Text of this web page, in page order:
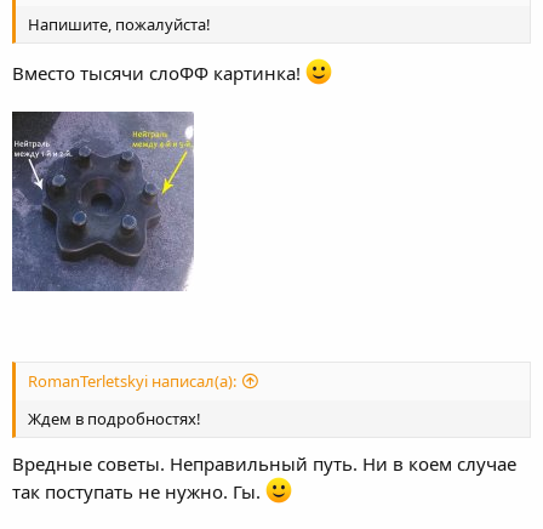
Напишите, пожалуйста!
Вместо тысячи слоФФ картинка!
RomanTerletskyi написал(а):
Ждем в подробностях!
Вредные советы. Неправильный путь. Ни в коем случае
так поступать не нужно. Гы.